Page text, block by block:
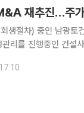
재추진…주
생절차) 중인 남광
관리를 진행중인 건설
울중앙지방법원의 허